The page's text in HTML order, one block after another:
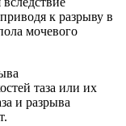
к разрыву в
мочевого
таза или их
и разрыва